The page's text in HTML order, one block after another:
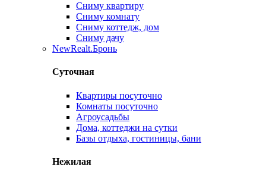
Сниму квартиру
Сниму комнату
Сниму коттедж, дом
Сниму дачу
NewRealt.Бронь
Суточная
Квартиры посуточно
Комнаты посуточно
Агроусадьбы
Дома, коттеджи на сутки
Базы отдыха, гостиницы, бани
Нежилая